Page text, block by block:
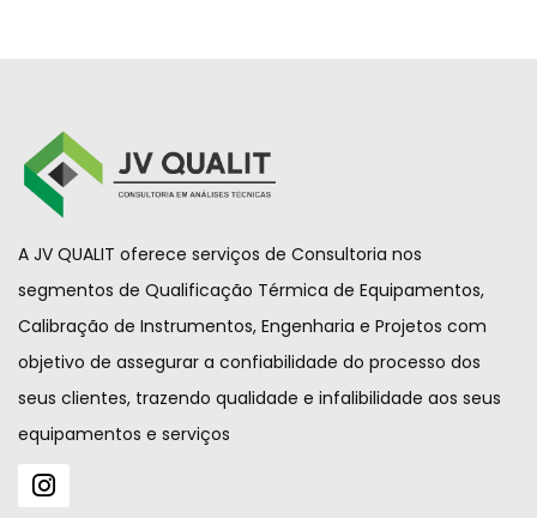
A JV QUALIT oferece serviços de Consultoria nos
segmentos de Qualificação Térmica de Equipamentos,
Calibração de Instrumentos, Engenharia e Projetos com
objetivo de assegurar a confiabilidade do processo dos
seus clientes, trazendo qualidade e infalibilidade aos seus
equipamentos e serviços